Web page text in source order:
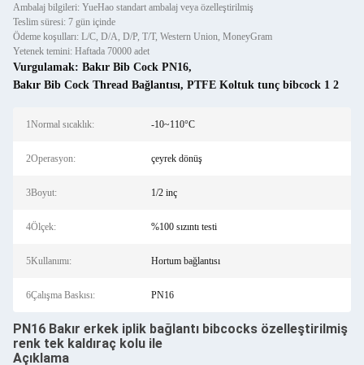
Ambalaj bilgileri: YueHao standart ambalaj veya özelleştirilmiş
Teslim süresi: 7 gün içinde
Ödeme koşulları: L/C, D/A, D/P, T/T, Western Union, MoneyGram
Yetenek temini: Haftada 70000 adet
Vurgulamak: Bakır Bib Cock PN16,
Bakır Bib Cock Thread Bağlantısı, PTFE Koltuk tunç bibcock 1 2
1Normal sıcaklık: -10~110°C
2Operasyon: çeyrek dönüş
3Boyut: 1/2 inç
4Ölçek: %100 sızıntı testi
5Kullanımı: Hortum bağlantısı
6Çalışma Baskısı: PN16
PN16 Bakır erkek iplik bağlantı bibcocks özelleştirilmiş
renk tek kaldıraç kolu ile
Açıklama